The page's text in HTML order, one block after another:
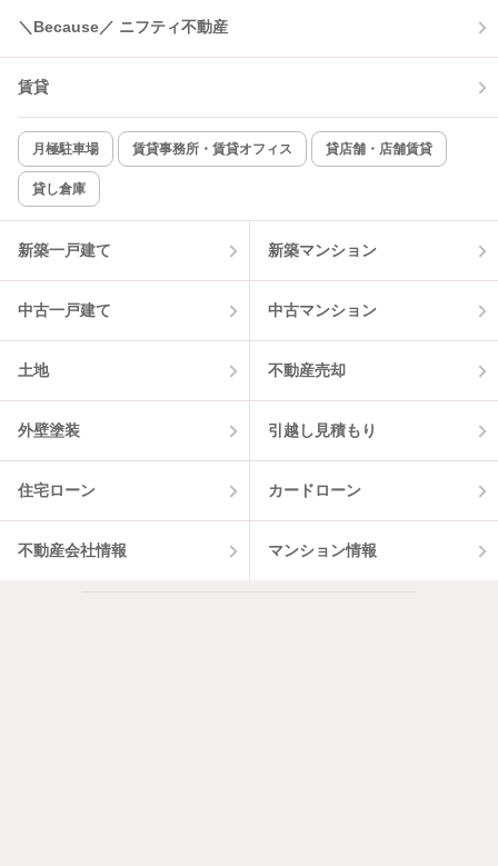
＼Because／ ニフティ不動産
賃貸
月極駐車場 賃貸事務所・賃貸オフィス 貸店舗・店舗賃貸
貸し倉庫
新築一戸建て 新築マンション
中古一戸建て 中古マンション
土地 不動産売却
外壁塗装 引越し見積もり
住宅ローン カードローン
不動産会社情報 マンション情報